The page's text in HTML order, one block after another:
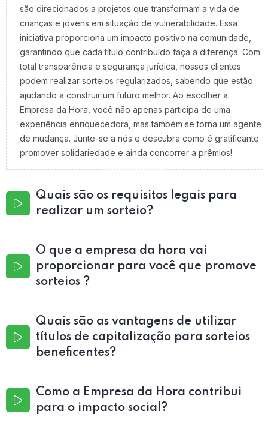
são direcionados a projetos que transformam a vida de
crianças e jovens em situação de vulnerabilidade. Essa
iniciativa proporciona um impacto positivo na comunidade,
garantindo que cada título contribuído faça a diferença. Com
total transparência e segurança jurídica, nossos clientes
podem realizar sorteios regularizados, sabendo que estão
ajudando a construir um futuro melhor. Ao escolher a
Empresa da Hora, você não apenas participa de uma
experiência enriquecedora, mas também se torna um agente
de mudança. Junte-se a nós e descubra como é gratificante
promover solidariedade e ainda concorrer a prêmios!
Quais são os requisitos legais para
realizar um sorteio?
O que a empresa da hora vai
proporcionar para você que promove
sorteios ?
Quais são as vantagens de utilizar
títulos de capitalização para sorteios
beneficentes?
Como a Empresa da Hora contribui
para o impacto social?